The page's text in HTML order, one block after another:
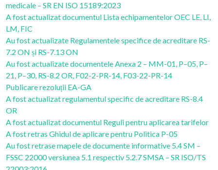
medicale – SR EN ISO 15189:2023
A fost actualizat documentul Lista echipamentelor OEC LE, LI,
LM, FIC
Au fost actualizate Regulamentele specifice de acreditare RS-
7.2 ON și RS-7.13 ON
Au fost actualizate documentele Anexa 2 – MM-01, P–05, P–
21, P–30, RS-8.2 OR, F02-2-PR-14, F03-22-PR-14
Publicare rezoluții EA-GA
A fost actualizat regulamentul specific de acreditare RS-8.4
OR
A fost actualizat documentul Reguli pentru aplicarea tarifelor
A fost retras Ghidul de aplicare pentru Politica P-05
Au fost retrase mapele de documente informative 5.4 SM –
FSSC 22000 versiunea 5.1 respectiv 5.2.7 SMSA – SR ISO/TS